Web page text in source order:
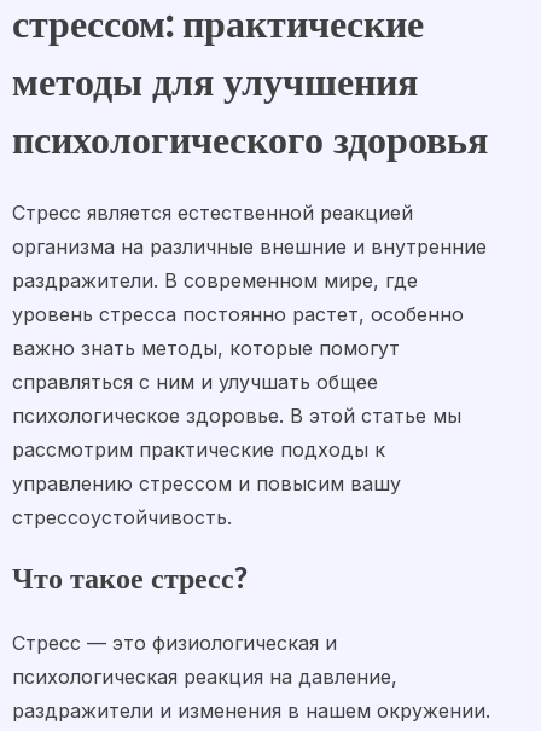
стрессом: практические
методы для улучшения
психологического здоровья
Стресс является естественной реакцией
организма на различные внешние и внутренние
раздражители. В современном мире, где
уровень стресса постоянно растет, особенно
важно знать методы, которые помогут
справляться с ним и улучшать общее
психологическое здоровье. В этой статье мы
рассмотрим практические подходы к
управлению стрессом и повысим вашу
стрессоустойчивость.
Что такое стресс?
Стресс — это физиологическая и
психологическая реакция на давление,
раздражители и изменения в нашем окружении.